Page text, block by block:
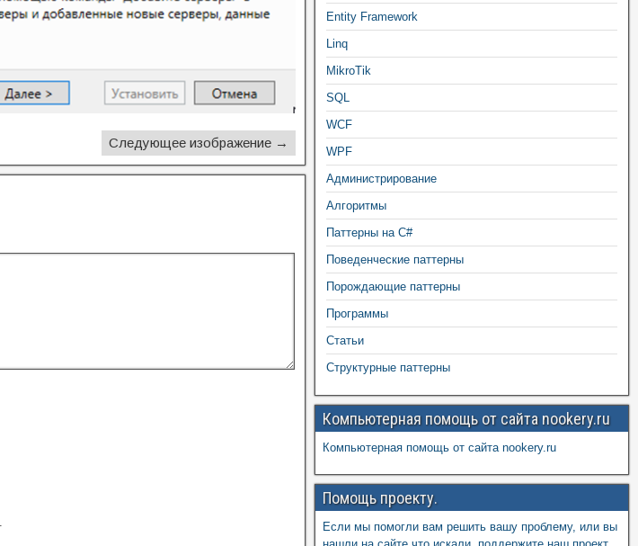
Следующее изображение →
Entity Framework
Linq
MikroTik
SQL
WCF
WPF
Администрирование
Алгоритмы
Паттерны на C#
Поведенческие паттерны
Порождающие паттерны
Программы
Статьи
Структурные паттерны
Компьютерная помощь от сайта nookery.ru
Компьютерная помощь от сайта nookery.ru
Помощь проекту.
Если мы помогли вам решить вашу проблему, или вы